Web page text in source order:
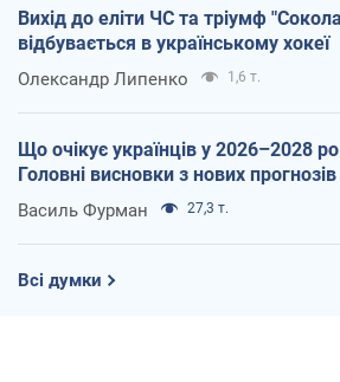
Вихід до еліти ЧС та тріумф
відбувається в українському хокеї
Олександр Липенко 1,6 т.
Що очікує українців у 2026–2028
Головні висновки з нових
Василь Фурман 27,3 т.
Всі думки